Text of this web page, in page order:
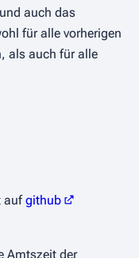
auch das
für alle vorherigen
als auch für alle
aufgithub
Amtszeit der